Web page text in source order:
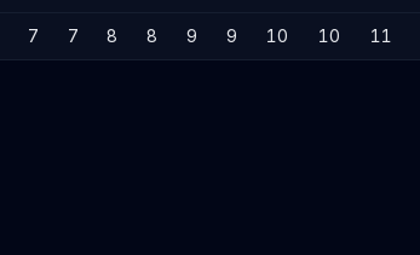
7 7 8 8 9 9 10 10 11